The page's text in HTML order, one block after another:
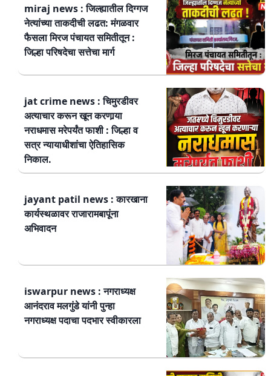
miraj news : जिल्ह्यातील दिग्गज
नेत्यांच्या ताकदीची लढत: मंगळवार
फैसला मिरज पंचायत समितीतून :
जिल्हा परिषदेचा सत्तेचा मार्ग
jat crime news : चिमुरडीवर
अत्याचार करून खून करणार्‍या
नराधमास मरेपर्यंत फाशी : जिल्हा व
सत्र न्यायाधीशांचा ऐतिहासिक
निकाल.
jayant patil news : कारखाना
कार्यस्थळावर राजारामबापूंना
अभिवादन
iswarpur news : नगराध्यक्ष
आनंदराव मलगुंडे यांनी पुन्हा
नगराध्यक्ष पदाचा पदभार स्वीकारला